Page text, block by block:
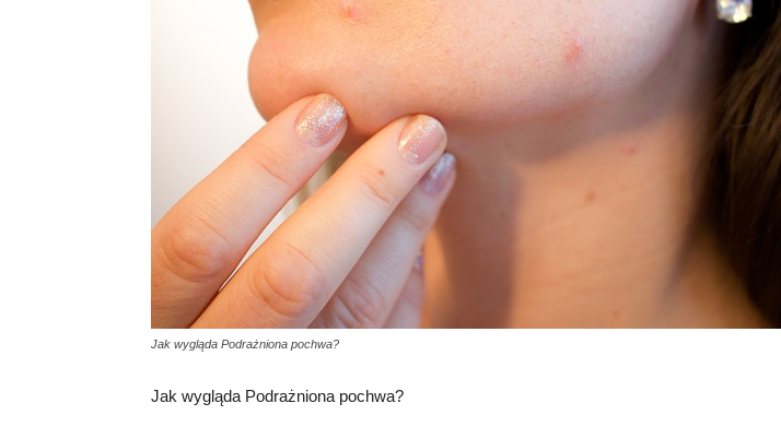
Jak wygląda Podrażniona pochwa?
Jak wygląda Podrażniona pochwa?